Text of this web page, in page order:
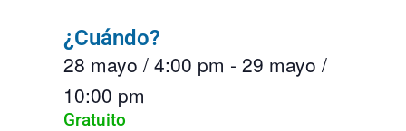
¿Cuándo?
28 mayo / 4:00 pm - 29 mayo /
10:00 pm
Gratuito